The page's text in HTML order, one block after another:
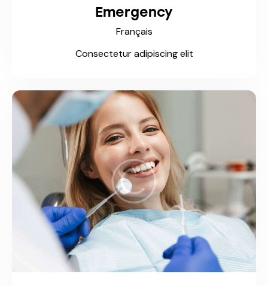
Emergency
Français
Consectetur adipiscing elit